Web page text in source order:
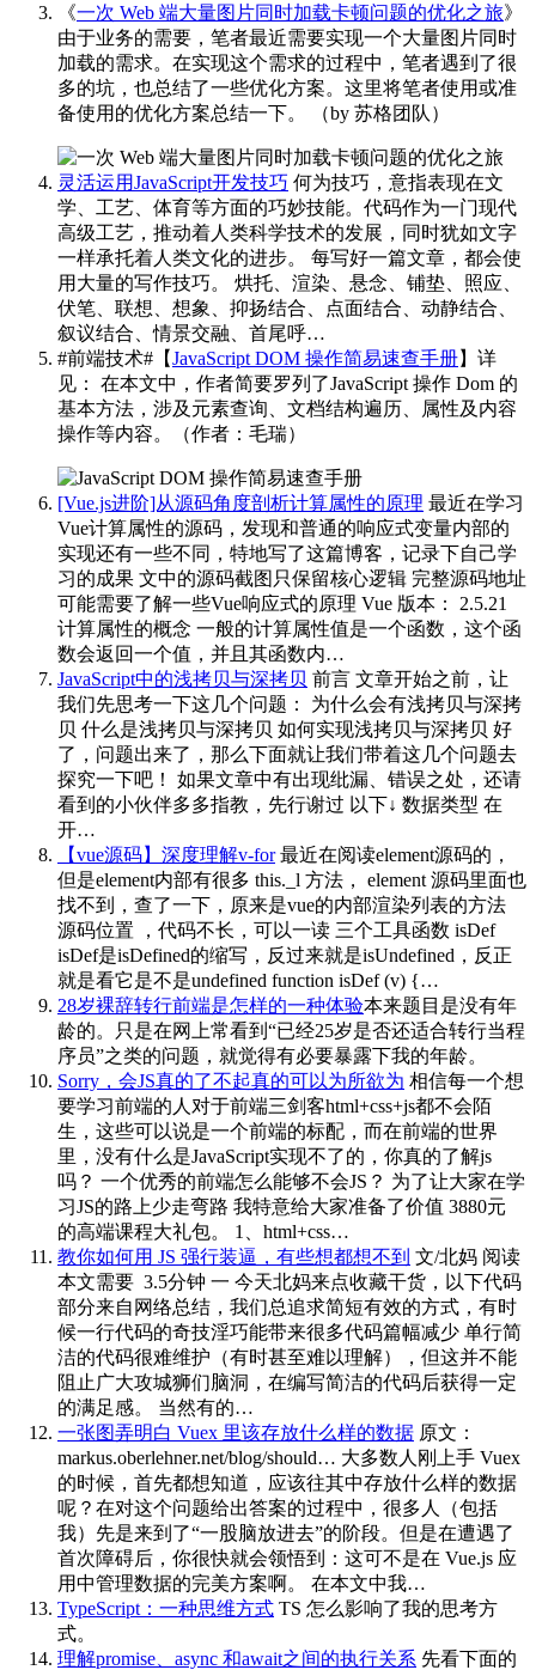
《一次 Web 端大量图片同时加载卡顿问题的优化之旅》
由于业务的需要，笔者最近需要实现一个大量图片同时
加载的需求。在实现这个需求的过程中，笔者遇到了很
多的坑，也总结了一些优化方案。这里将笔者使用或准
备使用的优化方案总结一下。
（by 苏格团队）
灵活运用JavaScript开发技巧 何为技巧，意指表现在文
学、工艺、体育等方面的巧妙技能。代码作为一门现代
高级工艺，推动着人类科学技术的发展，同时犹如文字
一样承托着人类文化的进步。 每写好一篇文章，都会使
用大量的写作技巧。 烘托、渲染、悬念、铺垫、照应、
伏笔、联想、想象、抑扬结合、点面结合、动静结合、
叙议结合、情景交融、首尾呼…
#前端技术#【JavaScript DOM 操作简易速查手册】详
见：
在本文中，作者简要罗列了JavaScript 操作 Dom 的
基本方法，涉及元素查询、文档结构遍历、属性及内容
操作等内容。（作者：毛瑞）
[Vue.js进阶]从源码角度剖析计算属性的原理 最近在学习
Vue计算属性的源码，发现和普通的响应式变量内部的
实现还有一些不同，特地写了这篇博客，记录下自己学
习的成果 文中的源码截图只保留核心逻辑 完整源码地址
可能需要了解一些Vue响应式的原理 Vue 版本： 2.5.21
计算属性的概念 一般的计算属性值是一个函数，这个函
数会返回一个值，并且其函数内…
JavaScript中的浅拷贝与深拷贝 前言 文章开始之前，让
我们先思考一下这几个问题： 为什么会有浅拷贝与深拷
贝 什么是浅拷贝与深拷贝 如何实现浅拷贝与深拷贝 好
了，问题出来了，那么下面就让我们带着这几个问题去
探究一下吧！ 如果文章中有出现纰漏、错误之处，还请
看到的小伙伴多多指教，先行谢过 以下↓ 数据类型 在
开…
【vue源码】深度理解v-for最近在阅读element源码的，
但是element内部有很多 this._l 方法， element 源码里面也
找不到，查了一下，原来是vue的内部渲染列表的方法
源码位置 ，代码不长，可以一读 三个工具函数 isDef
isDef是isDefined的缩写，反过来就是isUndefined，反正
就是看它是不是undefined function isDef (v) {…
28岁裸辞转行前端是怎样的一种体验本来题目是没有年
龄的。只是在网上常看到“已经25岁是否还适合转行当程
序员”之类的问题，就觉得有必要暴露下我的年龄。
Sorry，会JS真的了不起真的可以为所欲为 相信每一个想
要学习前端的人对于前端三剑客html+css+js都不会陌
生，这些可以说是一个前端的标配，而在前端的世界
里，没有什么是JavaScript实现不了的，你真的了解js
吗？ 一个优秀的前端怎么能够不会JS？ 为了让大家在学
习JS的路上少走弯路 我特意给大家准备了价值 3880元
的高端课程大礼包。 1、html+css…
教你如何用 JS 强行装逼，有些想都想不到 文/北妈 阅读
本文需要 3.5分钟 一 今天北妈来点收藏干货，以下代码
部分来自网络总结，我们总追求简短有效的方式，有时
候一行代码的奇技淫巧能带来很多代码篇幅减少 单行简
洁的代码很难维护（有时甚至难以理解），但这并不能
阻止广大攻城狮们脑洞，在编写简洁的代码后获得一定
的满足感。 当然有的…
一张图弄明白 Vuex 里该存放什么样的数据 原文：
markus.oberlehner.net/blog/should… 大多数人刚上手 Vuex
的时候，首先都想知道，应该往其中存放什么样的数据
呢？在对这个问题给出答案的过程中，很多人（包括
我）先是来到了“一股脑放进去”的阶段。但是在遭遇了
首次障碍后，你很快就会领悟到：这可不是在 Vue.js 应
用中管理数据的完美方案啊。 在本文中我…
TypeScript：一种思维方式 TS 怎么影响了我的思考方
式。
理解promise、async 和await之间的执行关系 先看下面的